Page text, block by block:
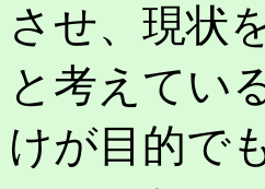
させ、現状
と考えてい
けが目的で